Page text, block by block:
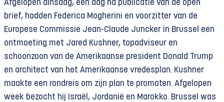
Afgelopen dinsdag, een dag na publicatie van de open
brief, hadden Federica Mogherini en voorzitter van de
Europese Commissie Jean-Claude Juncker in Brussel een
ontmoeting met Jared Kushner, topadviseur en
schoonzoon van de Amerikaanse president Donald Trump
en architect van het Amerikaanse vredesplan. Kushner
maakte een rondreis om zijn plan te promoten. Afgelopen
week bezocht hij Israël, Jordanië en Marokko. Brussel was